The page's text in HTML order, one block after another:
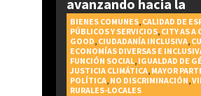
avanzando hacia la
realización del
Ciudad
BIENES COMUNES, CALIDAD DE
PÚBLICOS Y SERVICIOS, CITY AS A
GOOD, CIUDADANÍA INCLUSIVA,
ECONOMÍAS DIVERSAS E
FUNCIÓN SOCIAL, IGUALDAD DE
JUSTICIA CLIMÁTICA, MAYOR
POLÍTICA, NO DISCRIMINACIÓN,
RURALES-LOCALES